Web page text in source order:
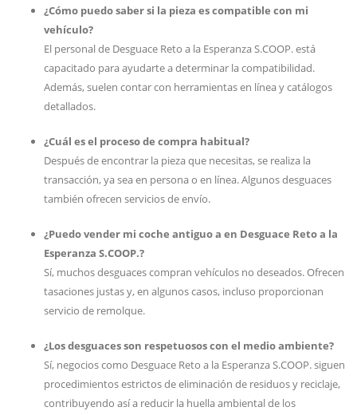
¿Cómo puedo saber si la pieza es compatible con mi
vehículo?
El personal de Desguace Reto a la Esperanza S.COOP. está
capacitado para ayudarte a determinar la compatibilidad.
Además, suelen contar con herramientas en línea y catálogos
detallados.
¿Cuál es el proceso de compra habitual?
Después de encontrar la pieza que necesitas, se realiza la
transacción, ya sea en persona o en línea. Algunos desguaces
también ofrecen servicios de envío.
¿Puedo vender mi coche antiguo a en Desguace Reto a la
Esperanza S.COOP.?
Sí, muchos desguaces compran vehículos no deseados. Ofrecen
tasaciones justas y, en algunos casos, incluso proporcionan
servicio de remolque.
¿Los desguaces son respetuosos con el medio ambiente?
Sí, negocios como Desguace Reto a la Esperanza S.COOP. siguen
procedimientos estrictos de eliminación de residuos y reciclaje,
contribuyendo así a reducir la huella ambiental de los